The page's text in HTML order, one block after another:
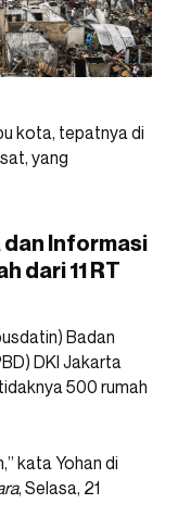
kota, tepatnya di
yang
dan Informasi
dari 11 RT
Badan
DKI Jakarta
500 rumah
kata Yohan di
, Selasa, 21